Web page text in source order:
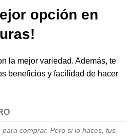
opción en
la mejor variedad. Además, te
beneficios y facilidad de hacer
comprar. Pero si lo haces, tus